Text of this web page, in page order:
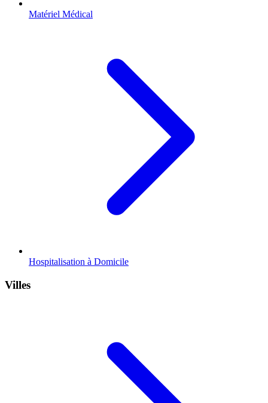
Matériel Médical
Hospitalisation à Domicile
Villes